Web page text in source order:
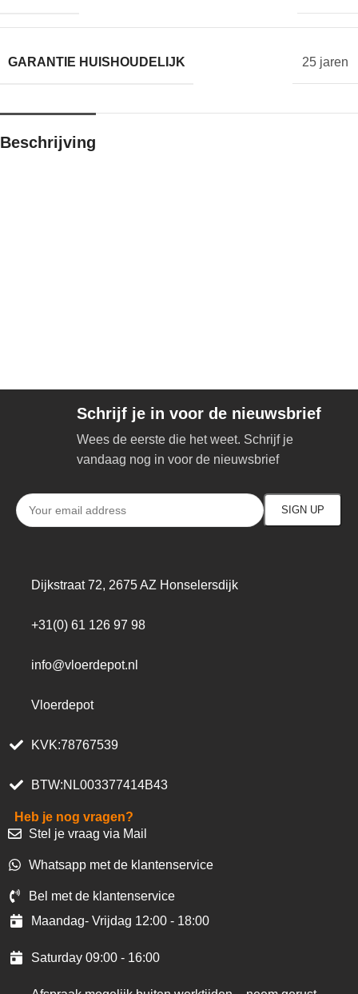
GARANTIE HUISHOUDELIJK 25 jaren
Beschrijving
Schrijf je in voor de nieuwsbrief
Wees de eerste die het weet. Schrijf je
vandaag nog in voor de nieuwsbrief
Dijkstraat 72, 2675 AZ Honselersdijk
+31(0) 61 126 97 98
info@vloerdepot.nl
Vloerdepot
KVK:78767539
BTW:NL003377414B43
Heb je nog vragen?
Stel je vraag via Mail
Whatsapp met de klantenservice
Bel met de klantenservice
Maandag- Vrijdag 12:00 - 18:00
Saturday 09:00 - 16:00